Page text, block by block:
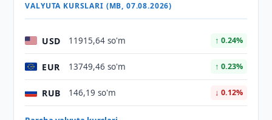
VALYUTA KURSLARI (MB, 07.08.2026)
USD 11915,64 so'm ↑ 0.24%
EUR 13749,46 so'm ↑ 0.23%
RUB 146,19 so'm ↓ 0.12%